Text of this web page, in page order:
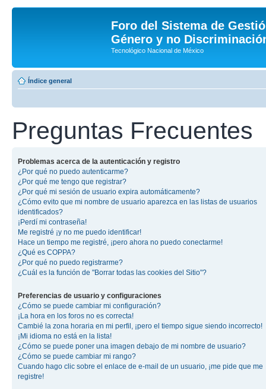
Foro del Sistema de
Género y no
Tecnológico Nacional de México
Índice general
Preguntas Frecuentes
Problemas acerca de la autenticación y registro
¿Por qué no puedo autenticarme?
¿Por qué me tengo que registrar?
¿Por qué mi sesión de usuario expira automáticamente?
¿Cómo evito que mi nombre de usuario aparezca en las listas de usuarios
identificados?
¡Perdí mi contraseña!
Me registré ¡y no me puedo identificar!
Hace un tiempo me registré, ¡pero ahora no puedo conectarme!
¿Qué es COPPA?
¿Por qué no puedo registrarme?
¿Cuál es la función de "Borrar todas las cookies del Sitio"?
Preferencias de usuario y configuraciones
¿Cómo se puede cambiar mi configuración?
¡La hora en los foros no es correcta!
Cambié la zona horaria en mi perfil, ¡pero el tiempo sigue siendo incorrecto!
¡Mi idioma no está en la lista!
¿Cómo se puede poner una imagen debajo de mi nombre de usuario?
¿Cómo se puede cambiar mi rango?
Cuando hago clic sobre el enlace de e-mail de un usuario, ¡me pide que me
registre!